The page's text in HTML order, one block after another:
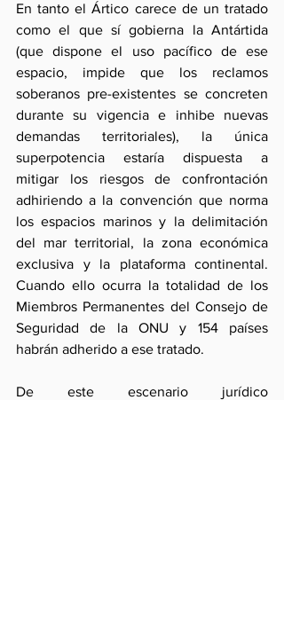
En tanto el Ártico carece de un tratado
como el que sí gobierna la Antártida
(que dispone el uso pacífico de ese
espacio, impide que los reclamos
soberanos pre-existentes se concreten
durante su vigencia e inhibe nuevas
demandas territoriales), la única
superpotencia estaría dispuesta a
mitigar los riesgos de confrontación
adhiriendo a la convención que norma
los espacios marinos y la delimitación
del mar territorial, la zona económica
exclusiva y la plataforma continental.
Cuando ello ocurra la totalidad de los
Miembros Permanentes del Consejo de
Seguridad de la ONU y 154 países
habrán adherido a ese tratado.
De este escenario jurídico